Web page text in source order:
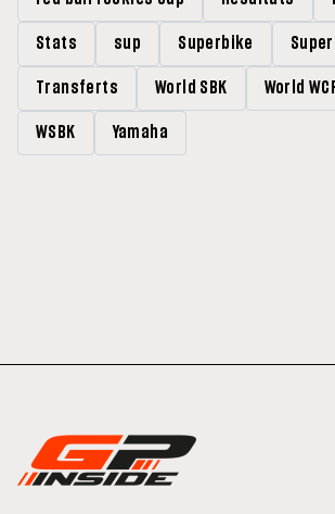
Stats sup Superbike
Transferts World SBK World
WSBK Yamaha